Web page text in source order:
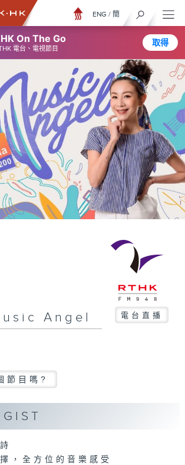
On The Go
電台、電視節目
取得
ENG / 簡
Angel 電台直播
節目嗎?
GIST
，全方位的音樂感受